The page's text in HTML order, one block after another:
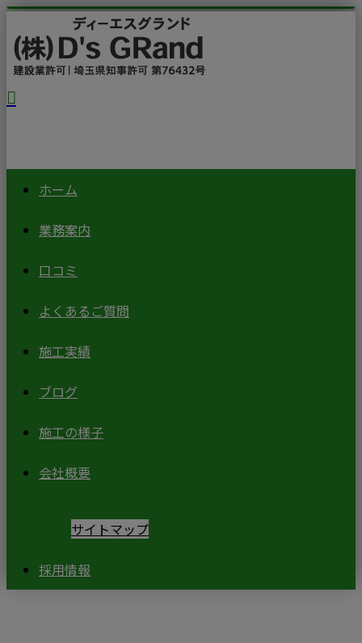
ホーム
業務案内
口コミ
よくあるご質問
施工実績
ブログ
施工の様子
会社概要
サイトマップ
採用情報